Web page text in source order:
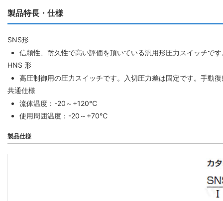
製品特長・仕様
SNS形
信頼性、耐久性で高い評価を頂いている汎用形圧力スイッチです
HNS 形
高圧制御用の圧力スイッチです。入切圧力差は固定です。手動
共通仕様
流体温度：-20～+120℃
使用周囲温度：-20～+70℃
製品仕様